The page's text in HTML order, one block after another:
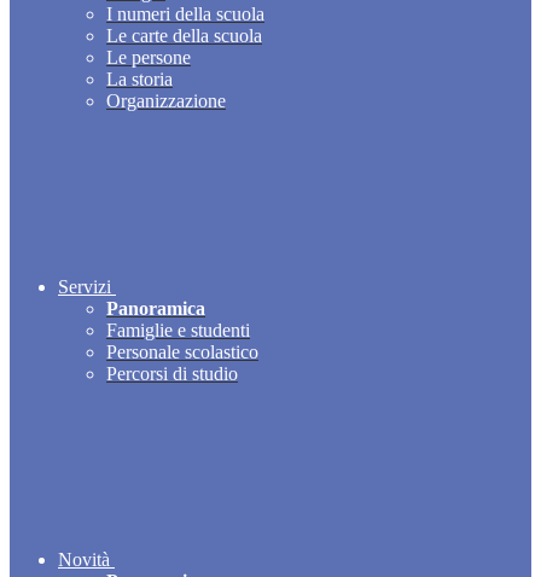
I numeri della scuola
Le carte della scuola
Le persone
La storia
Organizzazione
Servizi
Panoramica
Famiglie e studenti
Personale scolastico
Percorsi di studio
Novità